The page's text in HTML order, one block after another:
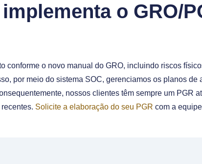
o GRO/
conforme o novo manual do GRO, incluindo riscos
por meio do sistema SOC, gerenciamos os planos de
nossos clientes têm sempre um PGR
Solicite a elaboração do seu PGR com a